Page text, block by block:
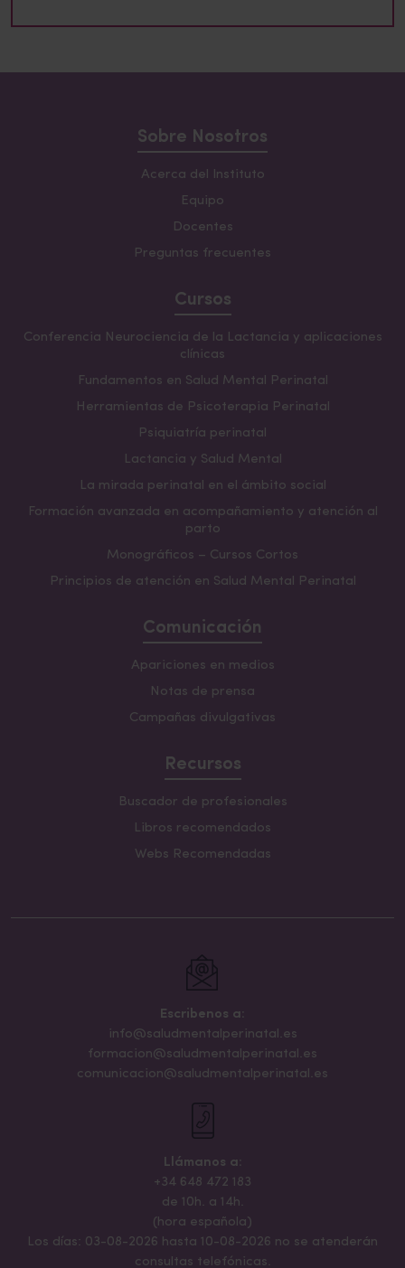
Sobre Nosotros
Acerca del Instituto
Equipo
Docentes
Preguntas frecuentes
Cursos
Conferencia Neurociencia de la Lactancia y aplicaciones
clínicas
Fundamentos en Salud Mental Perinatal
Herramientas de Psicoterapia Perinatal
Psiquiatría perinatal
Lactancia y Salud Mental
La mirada perinatal en el ámbito social
Formación avanzada en acompañamiento y atención al
parto
Monográficos – Cursos Cortos
Principios de atención en Salud Mental Perinatal
Comunicación
Apariciones en medios
Notas de prensa
Campañas divulgativas
Recursos
Buscador de profesionales
Libros recomendados
Webs Recomendadas
Escribenos a:
info@saludmentalperinatal.es
formacion@saludmentalperinatal.es
comunicacion@saludmentalperinatal.es
Llámanos a:
+34 648 472 183
de 10h. a 14h.
(hora española)
Los días: 03-08-2026 hasta 10-08-2026 no se atenderán
consultas telefónicas.